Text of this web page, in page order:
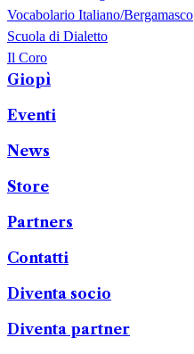
Vocabolario Italiano/Bergamasco
Scuola di Dialetto
Il Coro
Giopì
Eventi
News
Store
Partners
Contatti
Diventa socio
Diventa partner